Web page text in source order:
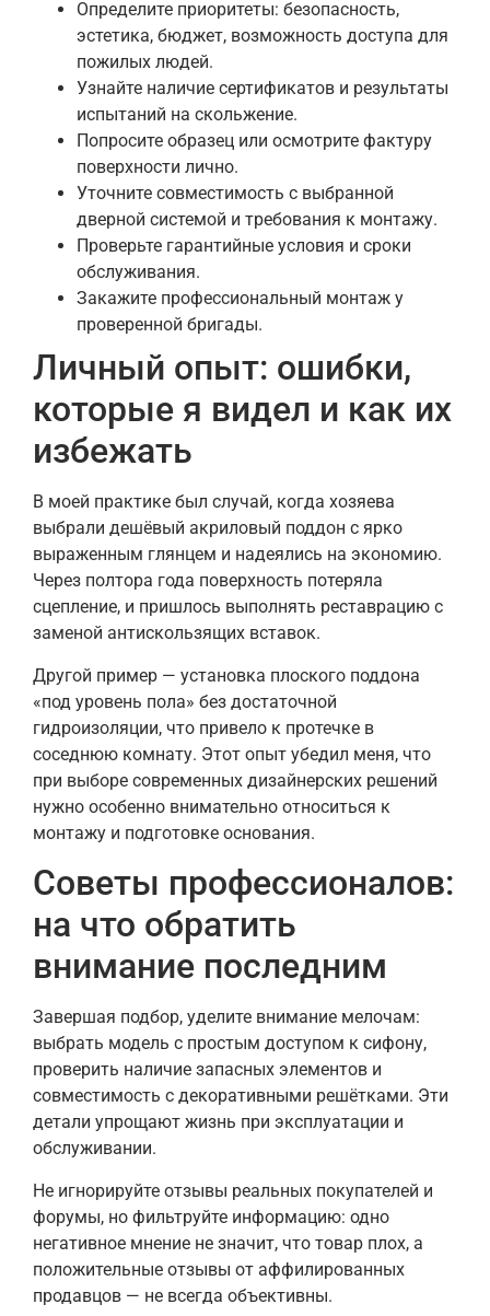
Определите приоритеты: безопасность,
эстетика, бюджет, возможность доступа для
пожилых людей.
Узнайте наличие сертификатов и результаты
испытаний на скольжение.
Попросите образец или осмотрите фактуру
поверхности лично.
Уточните совместимость с выбранной
дверной системой и требования к монтажу.
Проверьте гарантийные условия и сроки
обслуживания.
Закажите профессиональный монтаж у
проверенной бригады.
Личный опыт: ошибки,
которые я видел и как их
избежать
В моей практике был случай, когда хозяева
выбрали дешёвый акриловый поддон с ярко
выраженным глянцем и надеялись на экономию.
Через полтора года поверхность потеряла
сцепление, и пришлось выполнять реставрацию с
заменой антискользящих вставок.
Другой пример — установка плоского поддона
«под уровень пола» без достаточной
гидроизоляции, что привело к протечке в
соседнюю комнату. Этот опыт убедил меня, что
при выборе современных дизайнерских решений
нужно особенно внимательно относиться к
монтажу и подготовке основания.
Советы профессионалов:
на что обратить
внимание последним
Завершая подбор, уделите внимание мелочам:
выбрать модель с простым доступом к сифону,
проверить наличие запасных элементов и
совместимость с декоративными решётками. Эти
детали упрощают жизнь при эксплуатации и
обслуживании.
Не игнорируйте отзывы реальных покупателей и
форумы, но фильтруйте информацию: одно
негативное мнение не значит, что товар плох, а
положительные отзывы от аффилированных
продавцов — не всегда объективны.